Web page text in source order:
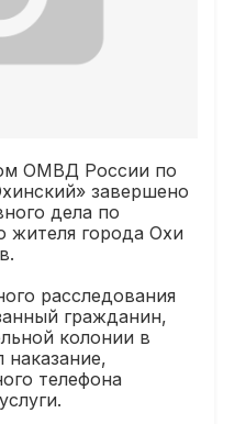
ОМВД России по
завершено
дела по
жителя города Охи
расследования
гражданин,
колонии в
телефона